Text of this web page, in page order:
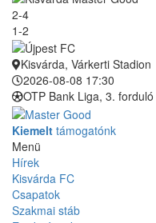
2-4
1-2
Kisvárda, Várkerti Stadion
2026-08-08 17:30
OTP Bank Liga, 3. forduló
Kiemelt támogatónk
Menü
Hírek
Kisvárda FC
Csapatok
Szakmai stáb